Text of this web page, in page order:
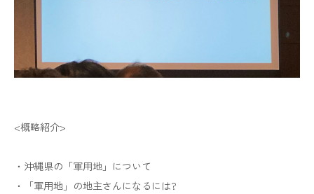
<概略紹介>
・沖縄県の「軍用地」について
・「軍用地」の地主さんになるには?